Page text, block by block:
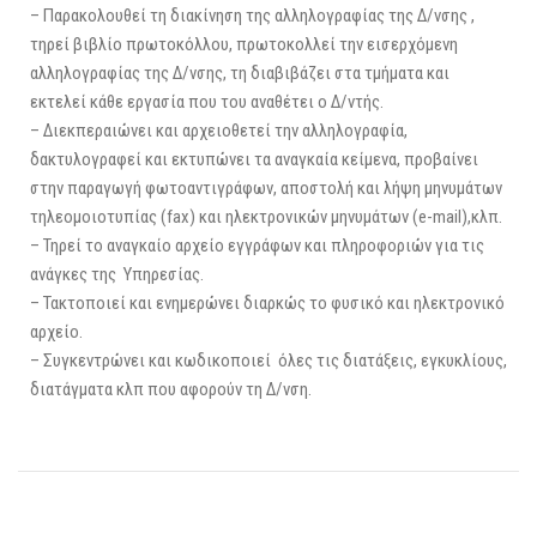
– Παρακολουθεί τη διακίνηση της αλληλογραφίας της Δ/νσης ,
τηρεί βιβλίο πρωτοκόλλου, πρωτοκολλεί την εισερχόμενη
αλληλογραφίας της Δ/νσης, τη διαβιβάζει στα τμήματα και
εκτελεί κάθε εργασία που του αναθέτει ο Δ/ντής.
– Διεκπεραιώνει και αρχειοθετεί την αλληλογραφία,
δακτυλογραφεί και εκτυπώνει τα αναγκαία κείμενα, προβαίνει
στην παραγωγή φωτοαντιγράφων, αποστολή και λήψη μηνυμάτων
τηλεομοιοτυπίας (fax) και ηλεκτρονικών μηνυμάτων (e-mail),κλπ.
– Τηρεί το αναγκαίο αρχείο εγγράφων και πληροφοριών για τις
ανάγκες της Υπηρεσίας.
– Τακτοποιεί και ενημερώνει διαρκώς το φυσικό και ηλεκτρονικό
αρχείο.
– Συγκεντρώνει και κωδικοποιεί όλες τις διατάξεις, εγκυκλίους,
διατάγματα κλπ που αφορούν τη Δ/νση.